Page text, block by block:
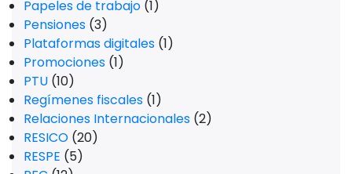
Papeles de trabajo (1)
Pensiones (3)
Plataformas digitales (1)
Promociones (1)
PTU (10)
Regímenes fiscales (1)
Relaciones Internacionales (2)
RESICO (20)
RESPE (5)